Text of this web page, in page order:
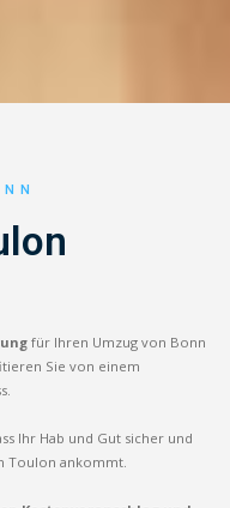
für Ihren Umzug von Bonn
Sie von einem
Ihr Hab und Gut sicher und
Toulon ankommt.